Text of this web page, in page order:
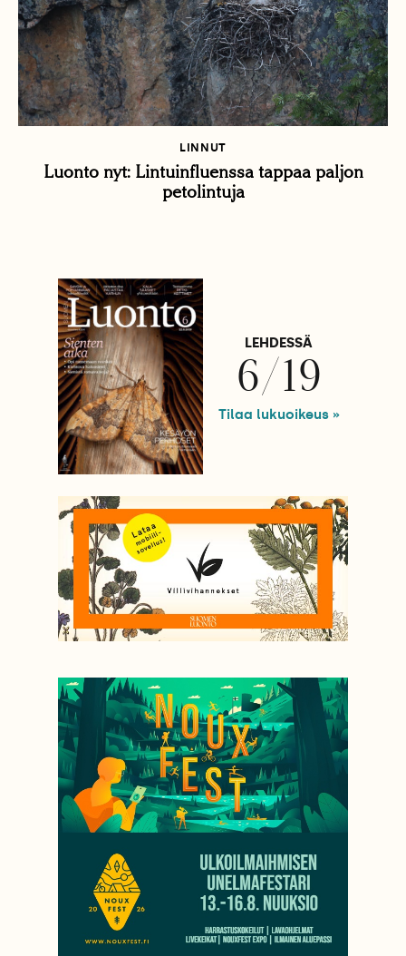
LINNUT
Luonto nyt: Lintuinfluenssa tappaa paljon
petolintuja
LEHDESSÄ
6/19
Tilaa lukuoikeus »